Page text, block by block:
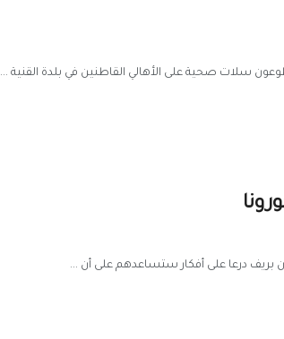
سلات صحية على الأهالي القاطنين في بلدة القنية ...